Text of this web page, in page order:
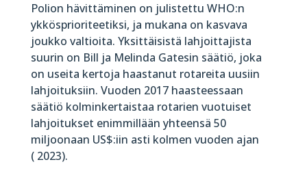
Polion hävittäminen on julistettu WHO:n
ykkösprioriteetiksi, ja mukana on kasvava
joukko valtioita. Yksittäisistä lahjoittajista
suurin on Bill ja Melinda Gatesin säätiö, joka
on useita kertoja haastanut rotareita uusiin
lahjoituksiin. Vuoden 2017 haasteessaan
säätiö kolminkertaistaa rotarien vuotuiset
lahjoitukset enimmillään yhteensä 50
miljoonaan US$:iin asti kolmen vuoden ajan
( 2023).